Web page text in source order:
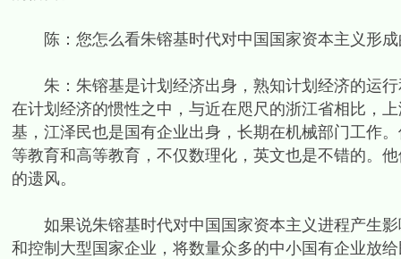
陈：您怎么看朱镕基时代对中国国家资本主义形成
朱：朱镕基是计划经济出身，熟知计划经济的运行
在计划经济的惯性之中，与近在咫尺的浙江省相比，
基，江泽民也是国有企业出身，长期在机械部门工作
等教育和高等教育，不仅数理化，英文也是不错的。
的遗风。
如果说朱镕基时代对中国国家资本主义进程产生影
和控制大型国家企业，将数量众多的中小国有企业放